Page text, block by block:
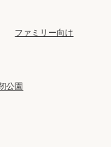
ファミリー向け
公園